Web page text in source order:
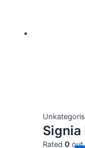
Signia
Rated 0out